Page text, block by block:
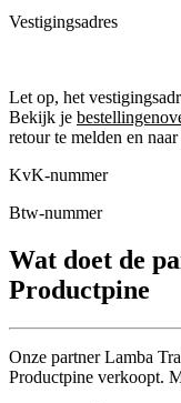
Vestigingsadres
Let op, het
Bekijk je
retour te melden en
KvK-nummer
Btw-nummer
Wat doet de
Productpine
Onze partner Lamba
Productpine verkoopt.